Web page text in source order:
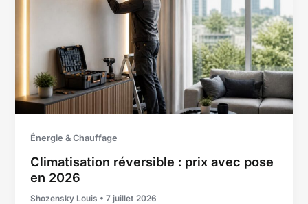
Énergie & Chauffage
Climatisation réversible : prix avec pose
en 2026
Shozensky Louis •7 juillet 2026